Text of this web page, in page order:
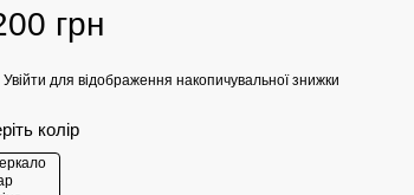
грн
Увійти для відображення накопичувальної знижки
колір